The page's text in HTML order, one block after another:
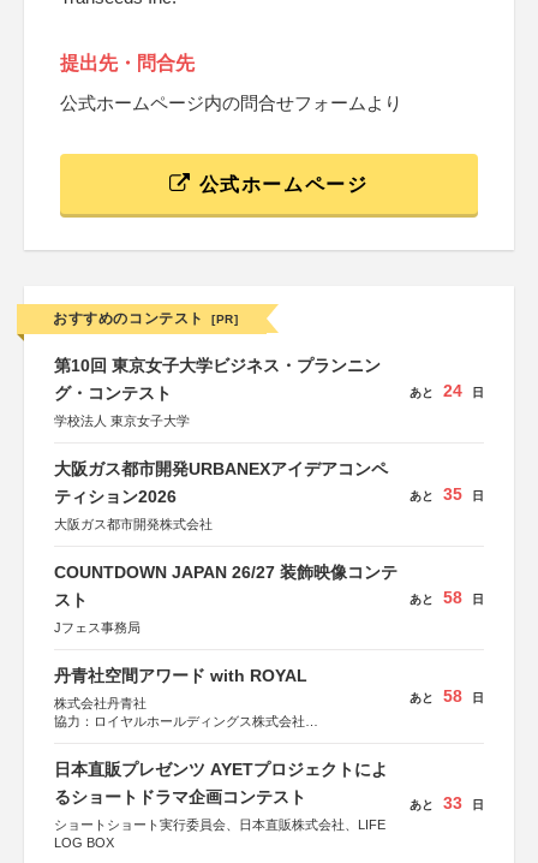
提出先・問合先
公式ホームページ内の問合せフォームより
公式ホームページ
おすすめのコンテスト [PR]
第10回 東京女子大学ビジネス・プランニン
グ・コンテスト
学校法人 東京女子大学
あと 24 日
大阪ガス都市開発URBANEXアイデアコンペ
ティション2026
大阪ガス都市開発株式会社
あと 35 日
COUNTDOWN JAPAN 26/27 装飾映像コンテ
スト
Jフェス事務局
あと 58 日
丹青社空間アワード with ROYAL
株式会社丹青社
協力：ロイヤルホールディングス株式会社
あと 58 日
日本直販プレゼンツ AYETプロジェクトによ
るショートドラマ企画コンテスト
ショートショート実行委員会、日本直販株式会社、LIFE
LOG BOX
あと 33 日